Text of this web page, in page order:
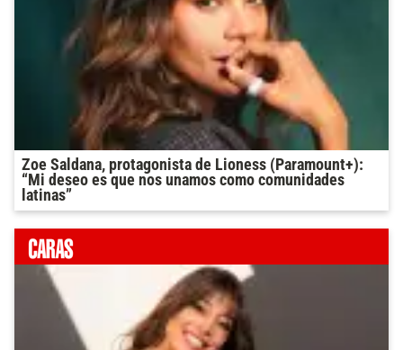
Zoe Saldana, protagonista de Lioness (Paramount+):
“Mi deseo es que nos unamos como comunidades
latinas”